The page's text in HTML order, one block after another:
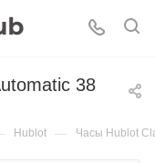
38
Hublot — Часы Hublot